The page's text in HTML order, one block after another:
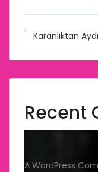
Karanlıktan
Recent
A WordPress